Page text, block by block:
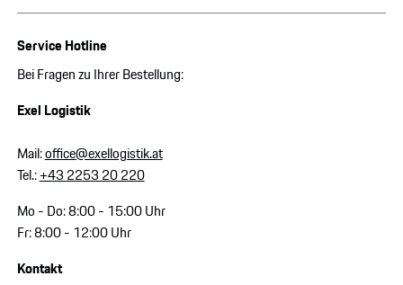
Service Hotline
Bei Fragen zu Ihrer Bestellung:
Exel Logistik
Mail:office@exellogistik.at
Tel.:+43 2253 20 220
Mo - Do: 8:00 - 15:00 Uhr
Fr: 8:00 - 12:00 Uhr
Kontakt